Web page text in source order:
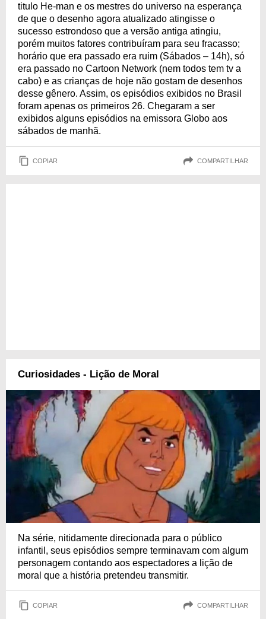
titulo He-man e os mestres do universo na esperança
de que o desenho agora atualizado atingisse o
sucesso estrondoso que a versão antiga atingiu,
porém muitos fatores contribuíram para seu fracasso;
horário que era passado era ruim (Sábados – 14h), só
era passado no Cartoon Network (nem todos tem tv a
cabo) e as crianças de hoje não gostam de desenhos
desse gênero. Assim, os episódios exibidos no Brasil
foram apenas os primeiros 26. Chegaram a ser
exibidos alguns episódios na emissora Globo aos
sábados de manhã.
COPIAR COMPARTILHAR
Curiosidades - Lição de Moral
Na série, nitidamente direcionada para o público
infantil, seus episódios sempre terminavam com algum
personagem contando aos espectadores a lição de
moral que a história pretendeu transmitir.
COPIAR COMPARTILHAR